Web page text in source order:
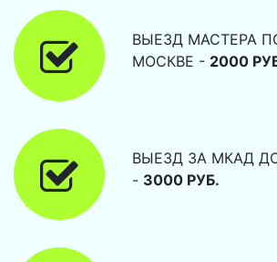
ВЫЕЗД МАСТЕРА
МОСКВЕ - 2000
ВЫЕЗД ЗА МКАД
- 3000 РУБ.